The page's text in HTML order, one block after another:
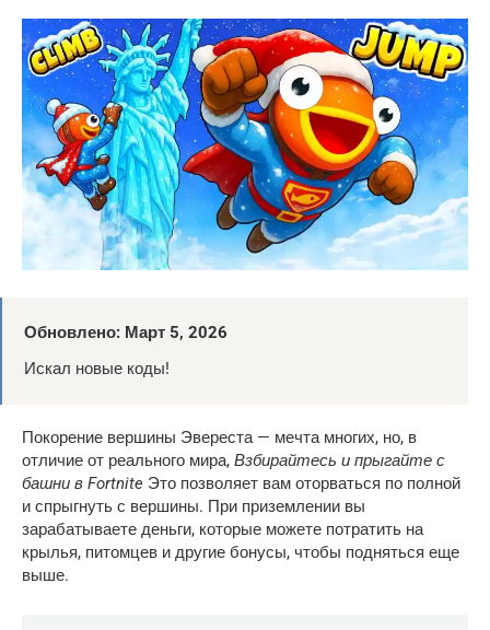
Обновлено: Март 5, 2026
Искал новые коды!
Покорение вершины Эвереста — мечта многих, но, в
отличие от реального мира, Взбирайтесь и прыгайте с
башни в Fortnite Это позволяет вам оторваться по полной
и спрыгнуть с вершины. При приземлении вы
зарабатываете деньги, которые можете потратить на
крылья, питомцев и другие бонусы, чтобы подняться еще
выше.